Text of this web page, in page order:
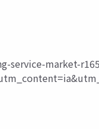
service-market-